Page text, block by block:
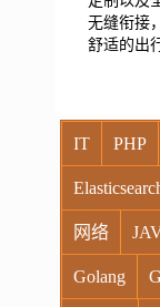
无缝衔接
舒适的出
IT PHP
网络
Golang